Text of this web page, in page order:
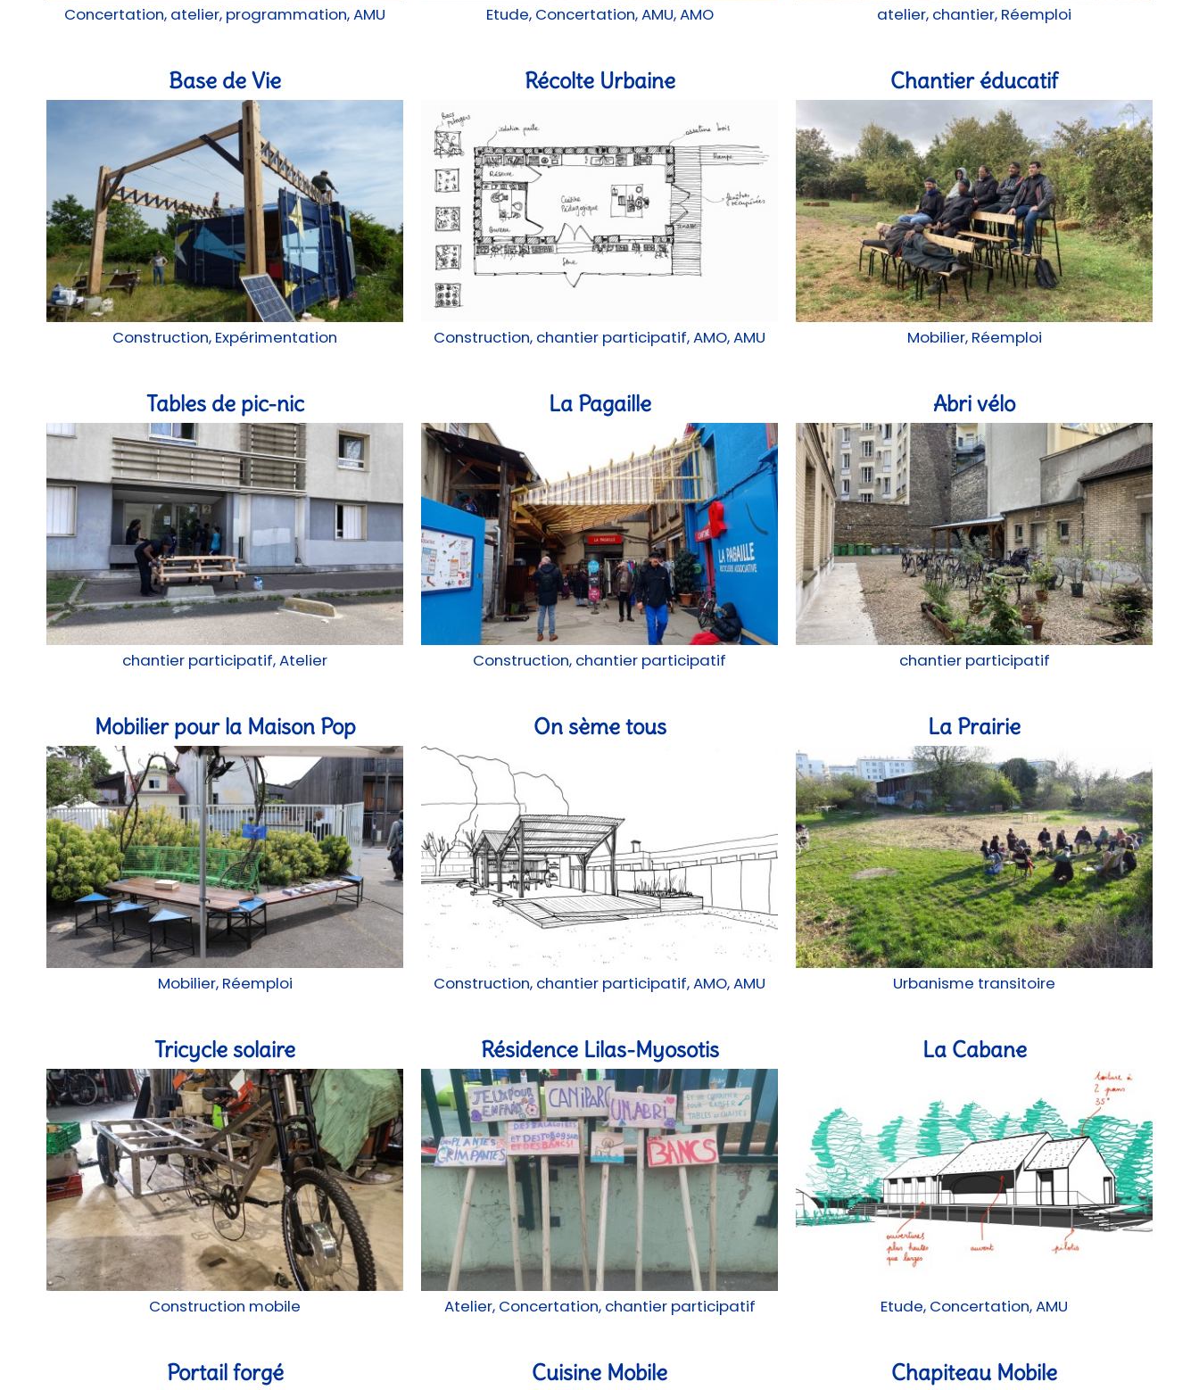
Concertation, atelier, programmation, AMU Etude, Concertation, AMU, AMO atelier, chantier, Réemploi
Base de Vie
Construction, Expérimentation
Récolte Urbaine
Construction, chantier participatif, AMO, AMU
Chantier éducatif
Mobilier, Réemploi
Tables de pic-nic
chantier participatif, Atelier
La Pagaille
Construction, chantier participatif
Abri vélo
chantier participatif
Mobilier pour la Maison Pop
Mobilier, Réemploi
On sème tous
Construction, chantier participatif, AMO, AMU
La Prairie
Urbanisme transitoire
Tricycle solaire
Construction mobile
Résidence Lilas-Myosotis
Atelier, Concertation, chantier participatif
La Cabane
Etude, Concertation, AMU
Portail forgé Cuisine Mobile Chapiteau Mobile